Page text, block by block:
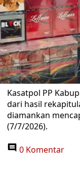
Kasatpol PP
dari hasil
diamankan
(7/7/2026).
0 Komentar